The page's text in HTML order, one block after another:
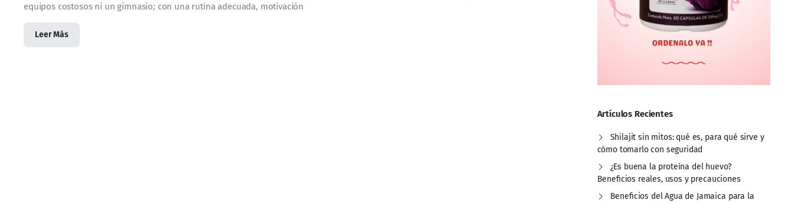
equipos costosos ni un gimnasio; con una rutina adecuada, motivación
Leer Más
Artículos Recientes
Shilajit sin mitos: qué es, para qué sirve y
cómo tomarlo con seguridad
¿Es buena la proteína del huevo?
Beneficios reales, usos y precauciones
Beneficios del Agua de Jamaica para la